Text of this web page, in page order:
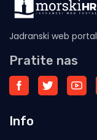
Jadranski web portal
Pratite nas
Info